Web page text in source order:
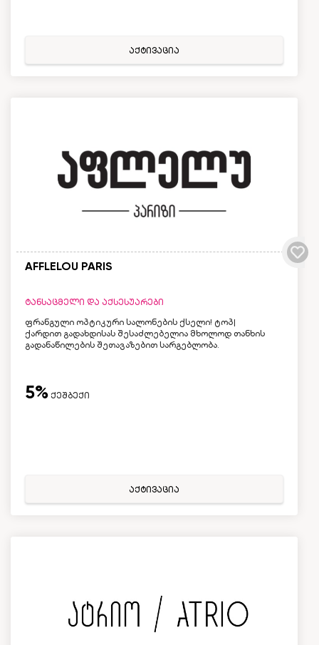
აქტივაცია
AFFLELOU PARIS
ტანსაცმელი და აქსესუარები
ფრანგული ოპტიკური სალონების ქსელი! ტოპ|
ქარდით გადახდისას შესაძლებელია მხოლოდ თანხის
გადანაწილების შეთავაზებით სარგებლობა.
5% ქეშბექი
აქტივაცია